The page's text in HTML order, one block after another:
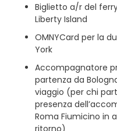
Biglietto a/r del
Liberty Island
OMNYCard per la
York
Accompagnatore
partenza da
viaggio (per chi
presenza
Roma Fiumicino in
ritorno)